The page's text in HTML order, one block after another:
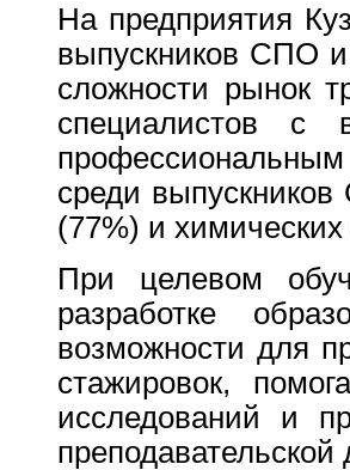
На предприятия
выпускников СПО
сложности рынок
специалистов
профессиональным
среди
(77%) и
При целевом
разработке
возможности для
стажировок,
исследований и
преподавательской